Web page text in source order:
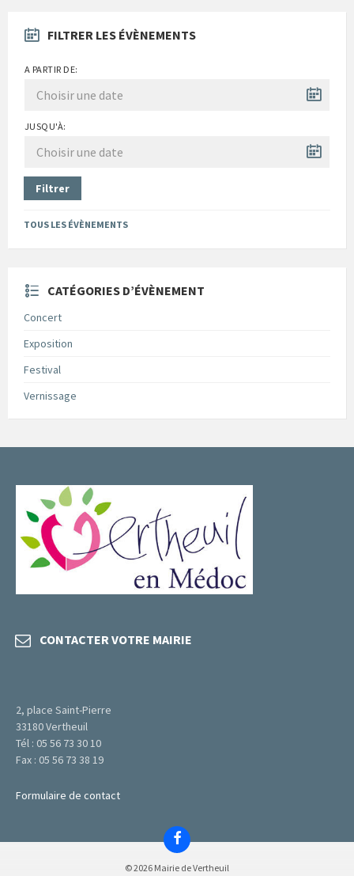
FILTRER LES ÉVÈNEMENTS
A PARTIR DE:
JUSQU'À:
Filtrer
TOUS LES ÉVÈNEMENTS
CATÉGORIES D’ÉVÈNEMENT
Concert
Exposition
Festival
Vernissage
CONTACTER VOTRE MAIRIE
2, place Saint-Pierre
33180 Vertheuil
Tél : 05 56 73 30 10
Fax : 05 56 73 38 19
Formulaire de contact
Facebook
© 2026 Mairie de Vertheuil